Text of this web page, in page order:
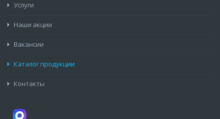
Услуги
Наши акции
Вакансии
Каталог продукции
Контакты